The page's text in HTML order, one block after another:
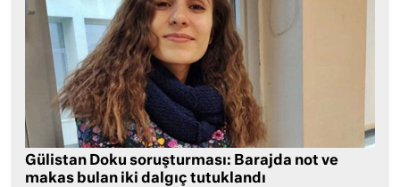
Gülistan Doku soruşturması: Barajda not ve
makas bulan iki dalgıç tutuklandı